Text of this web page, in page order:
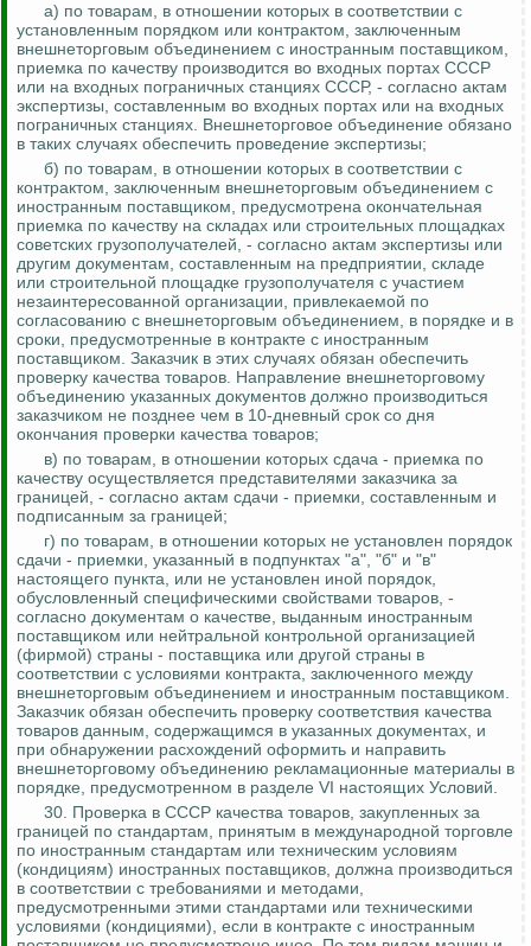
а) по товарам, в отношении которых в соответствии с
установленным порядком или контрактом, заключенным
внешнеторговым объединением с иностранным поставщиком,
приемка по качеству производится во входных портах СССР
или на входных пограничных станциях СССР, - согласно актам
экспертизы, составленным во входных портах или на входных
пограничных станциях. Внешнеторговое объединение обязано
в таких случаях обеспечить проведение экспертизы;
б) по товарам, в отношении которых в соответствии с
контрактом, заключенным внешнеторговым объединением с
иностранным поставщиком, предусмотрена окончательная
приемка по качеству на складах или строительных площадках
советских грузополучателей, - согласно актам экспертизы или
другим документам, составленным на предприятии, складе
или строительной площадке грузополучателя с участием
незаинтересованной организации, привлекаемой по
согласованию с внешнеторговым объединением, в порядке и в
сроки, предусмотренные в контракте с иностранным
поставщиком. Заказчик в этих случаях обязан обеспечить
проверку качества товаров. Направление внешнеторговому
объединению указанных документов должно производиться
заказчиком не позднее чем в 10-дневный срок со дня
окончания проверки качества товаров;
в) по товарам, в отношении которых сдача - приемка по
качеству осуществляется представителями заказчика за
границей, - согласно актам сдачи - приемки, составленным и
подписанным за границей;
г) по товарам, в отношении которых не установлен порядок
сдачи - приемки, указанный в подпунктах "а", "б" и "в"
настоящего пункта, или не установлен иной порядок,
обусловленный специфическими свойствами товаров, -
согласно документам о качестве, выданным иностранным
поставщиком или нейтральной контрольной организацией
(фирмой) страны - поставщика или другой страны в
соответствии с условиями контракта, заключенного между
внешнеторговым объединением и иностранным поставщиком.
Заказчик обязан обеспечить проверку соответствия качества
товаров данным, содержащимся в указанных документах, и
при обнаружении расхождений оформить и направить
внешнеторговому объединению рекламационные материалы в
порядке, предусмотренном в разделе VI настоящих Условий.
30. Проверка в СССР качества товаров, закупленных за
границей по стандартам, принятым в международной торговле
по иностранным стандартам или техническим условиям
(кондициям) иностранных поставщиков, должна производиться
в соответствии с требованиями и методами,
предусмотренными этими стандартами или техническими
условиями (кондициями), если в контракте с иностранным